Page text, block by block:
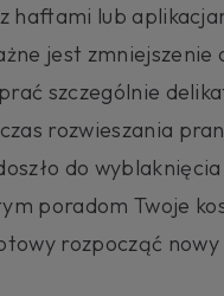
haftami lub
jest
szczególnie
rozwieszania
do
poradom Twoje
rozpocząć